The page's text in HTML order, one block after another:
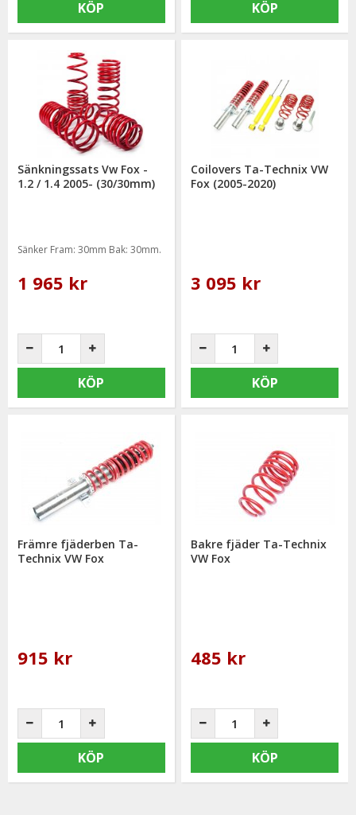
KÖP KÖP
Sänkningssats Vw Fox -
1.2 / 1.4 2005- (30/30mm)
Sänker Fram: 30mm Bak: 30mm.
1 965 kr
KÖP
Coilovers Ta-Technix VW
Fox (2005-2020)
3 095 kr
KÖP
Främre fjäderben Ta-
Technix VW Fox
915 kr
KÖP
Bakre fjäder Ta-Technix
VW Fox
485 kr
KÖP